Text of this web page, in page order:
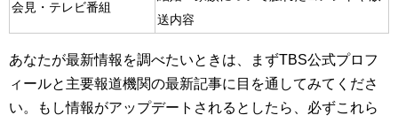
会見・テレビ番組
送内容
あなたが最新情報を調べたいときは、まずTBS公式プロフ
ィールと主要報道機関の最新記事に目を通してみてくださ
い。もし情報がアップデートされるとしたら、必ずこれら